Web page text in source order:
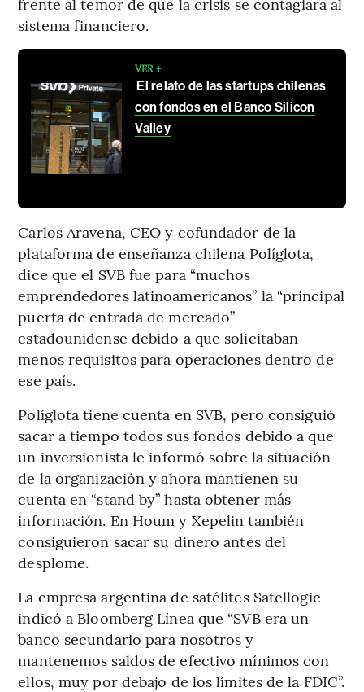
sistema financiero.
VER +
El relato de las startups chilenas
con fondos en el Banco Silicon
Valley
Carlos Aravena, CEO y cofundador de la
plataforma de enseñanza chilena Políglota,
dice que el SVB fue para “muchos
emprendedores latinoamericanos” la “principal
puerta de entrada de mercado”
estadounidense debido a que solicitaban
menos requisitos para operaciones dentro de
ese país.
Políglota tiene cuenta en SVB, pero consiguió
sacar a tiempo todos sus fondos debido a que
un inversionista le informó sobre la situación
de la organización y ahora mantienen su
cuenta en “stand by” hasta obtener más
información. En Houm y Xepelin también
consiguieron sacar su dinero antes del
desplome.
La empresa argentina de satélites Satellogic
indicó a Bloomberg Línea que “SVB era un
banco secundario para nosotros y
mantenemos saldos de efectivo mínimos con
ellos, muy por debajo de los límites de la FDIC”.